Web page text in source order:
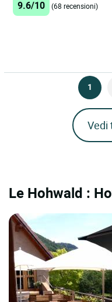
9.6/10 (68 recensioni)
1
Vedi
Le Hohwald :